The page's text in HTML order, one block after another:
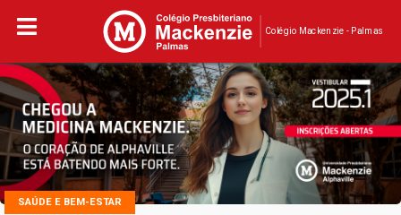
Colégio Mackenzie - Palmas
SAÚDE E BEM-ESTAR